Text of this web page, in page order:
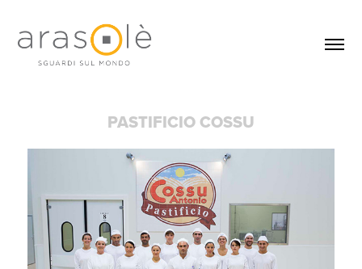
PASTIFICIO COSSU